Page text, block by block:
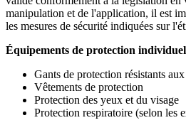
manipulation et de l'application, il est
les mesures de sécurité indiquées sur
Équipements de protection
Gants de protection résistants
Vêtements de protection
Protection des yeux et du visage
Protection respiratoire (selon les